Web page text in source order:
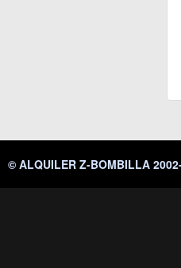
© ALQUILER Z-BOMBILLA